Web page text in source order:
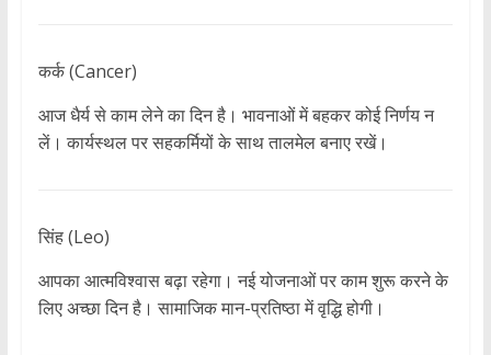
कर्क (Cancer)
आज धैर्य से काम लेने का दिन है। भावनाओं में बहकर कोई निर्णय न
लें। कार्यस्थल पर सहकर्मियों के साथ तालमेल बनाए रखें।
सिंह (Leo)
आपका आत्मविश्वास बढ़ा रहेगा। नई योजनाओं पर काम शुरू करने के
लिए अच्छा दिन है। सामाजिक मान-प्रतिष्ठा में वृद्धि होगी।